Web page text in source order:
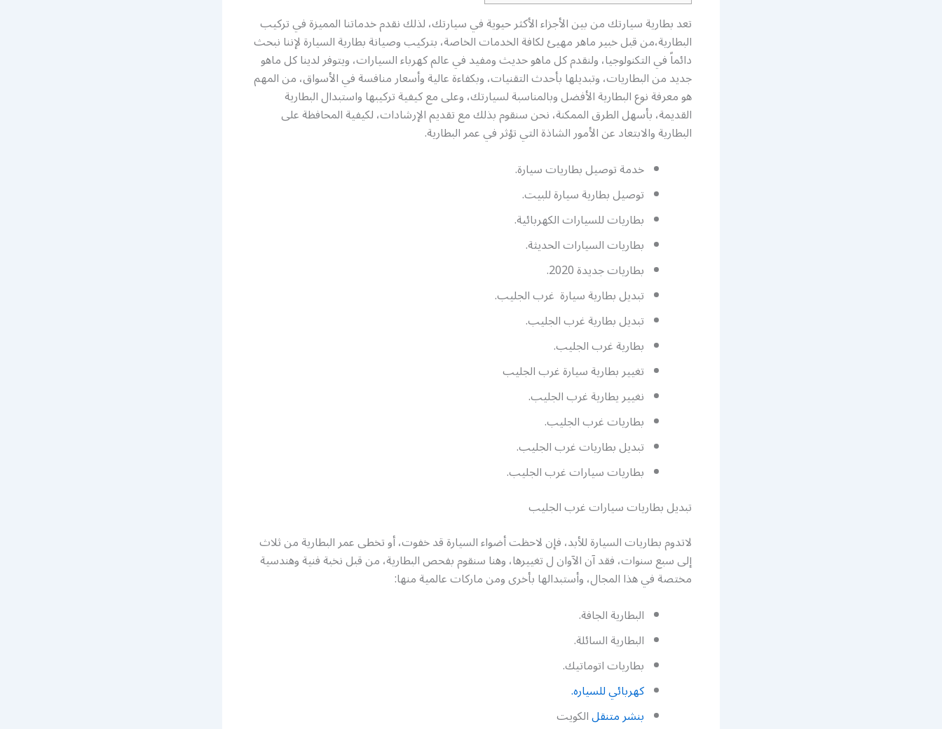
تعد بطارية سيارتك من بين الأجزاء الأكثر حيوية في سيارتك، لذلك نقدم خدماتنا المميزة في تركيب
البطارية،من قبل خبير ماهر مهيئ لكافة الخدمات الخاصة، بتركيب وصيانة بطارية السيارة لإننا نبحث
دائماً في التكنولوجيا، ولنقدم كل ماهو حديث ومفيد في عالم كهرباء السيارات، ويتوفر لدينا كل ماهو
جديد من البطاريات، وتبديلها بأحدث التقنيات، وبكفاءة عالية وأسعار منافسة في الأسواق، من المهم
هو معرفة نوع البطارية الأفضل وبالمناسبة لسيارتك، وعلى مع كيفية تركيبها واستبدال البطارية
القديمة، بأسهل الطرق الممكنة، نحن سنقوم بذلك مع تقديم الإرشادات، لكيفية المحافظة على
البطارية والابتعاد عن الأمور الشاذة التي تؤثر في عمر البطارية.
خدمة توصيل بطاريات سيارة.
توصيل بطارية سيارة للبيت.
بطاريات للسيارات الكهربائية.
بطاريات السيارات الحديثة.
بطاريات جديدة 2020.
تبديل بطارية سيارة غرب الجليب.
تبديل بطارية غرب الجليب.
بطارية غرب الجليب.
تغيير بطارية سيارة غرب الجليب
نغيير يطارية غرب الجليب.
بطاريات غرب الجليب.
تبديل بطاريات غرب الجليب.
بطاريات سيارات غرب الجليب.
تبديل بطاريات سيارات غرب الجليب
لاتدوم بطاريات السيارة للأبد، فإن لاحظت أضواء السيارة قد خفوت، أو تخطى عمر البطارية من ثلاث
إلى سبع سنوات، فقد آن الآوان ل تغييرها، وهنا سنقوم بفحص البطارية، من قبل نخبة فنية وهندسية
مختصة في هذا المجال، وأستبدالها بأخرى ومن ماركات عالمية منها:
البطارية الجافة.
البطارية السائلة.
بطاريات اتوماتيك.
كهربائي للسياره.
بنشر متنقلالكويت